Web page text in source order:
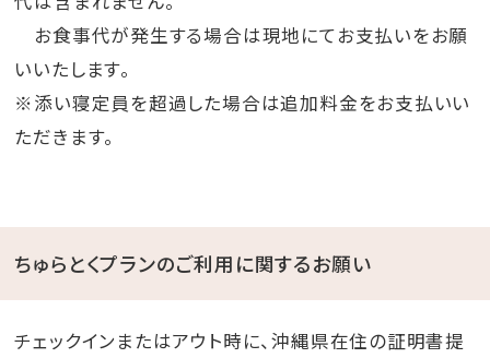
お食事代が発生する場合は現地にてお支払いをお願
いいたします。
※添い寝定員を超過した場合は追加料金をお支払いい
ただきます。
ちゅらとくプランのご利用に関するお願い
チェックインまたはアウト時に、沖縄県在住の証明書提